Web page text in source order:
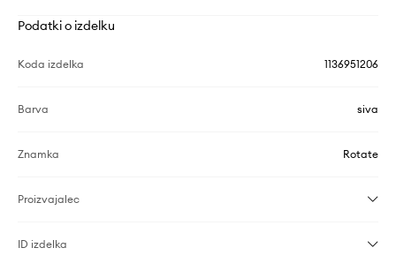
Podatki o izdelku
Koda izdelka 1136951206
Barva siva
Znamka Rotate
Proizvajalec
ID izdelka